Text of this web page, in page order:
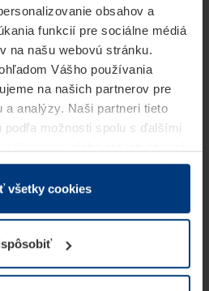
obsahov a
funkcií pre sociálne médiá
na našu webovú stránku.
Vášho používania
na našich partnerov pre
a analýzy. Naši partneri tieto
podľa možnosti spolu s ďalšími
služieb.
cookies ukladať na Vašom
všetky ostatné typy cookie
Vaše povolenie môžete
odvolať vo vysvetlení cookie
všetky cookies